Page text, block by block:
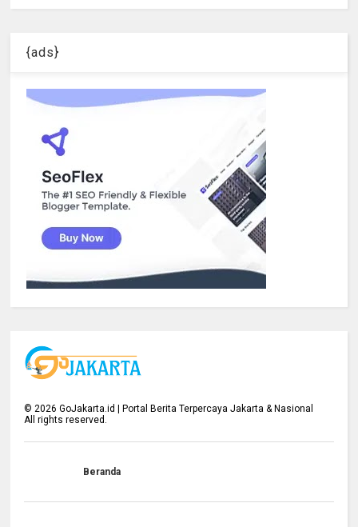
{ads}
©2026 GoJakarta.id | Portal Berita Terpercaya Jakarta & Nasional
All rights reserved.
Beranda